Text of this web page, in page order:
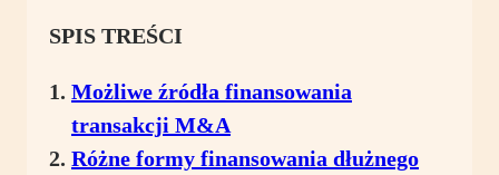
SPIS TREŚCI
Możliwe źródła finansowania
transakcji M&A
Różne formy finansowania dłużnego